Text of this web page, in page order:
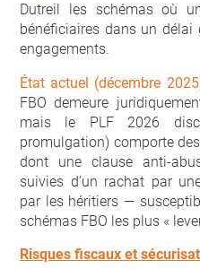
Dutreil les schémas où
bénéficiaires dans un
engagements.
État actuel (décembre
FBO demeure
mais le PLF 2026
promulgation) comporte
dont une clause anti-
suivies d’un rachat par
par les héritiers —
schémas FBO les plus «
Risques fiscaux et